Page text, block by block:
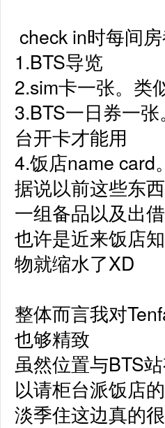
1.BTS导览
2.sim卡一张。类
3.BTS一日券一
台开卡才能用
4.饭店name card
据说以前这些东
一组备品以及出
也许是近来饭店
物就缩水了XD
整体而言我对
也够精致
虽然位置与BTS
以请柜台派饭店
淡季住这边真的